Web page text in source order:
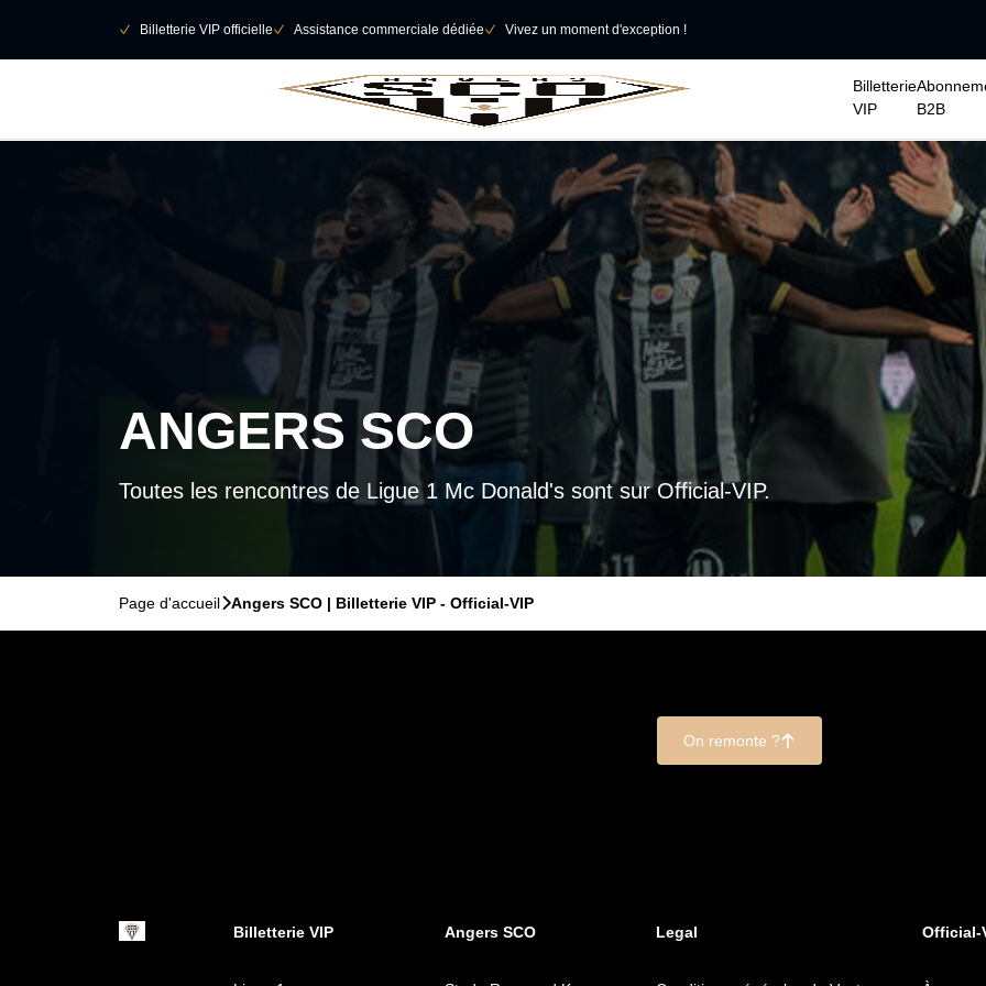
􀆅 Billetterie VIP officielle􀆅 Assistance commerciale dédiée􀆅 Vivez un moment d'exception !
Billetterie
VIP
B2B
ANGERS SCO
Toutes les rencontres de Ligue 1 Mc Donald's sont sur Official-VIP.
Page d'accueil􀆊Angers SCO | Billetterie VIP - Official-VIP
On remonte ?􀄨
Billetterie VIP Angers SCO Legal Official-